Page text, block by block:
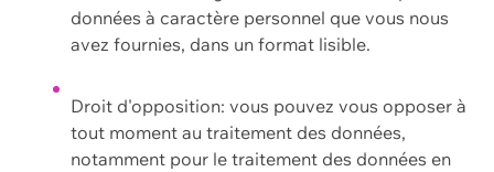
données à caractère personnel que vous nous
avez fournies, dans un format lisible.
Droit d'opposition: vous pouvez vous opposer à
tout moment au traitement des données,
notamment pour le traitement des données en